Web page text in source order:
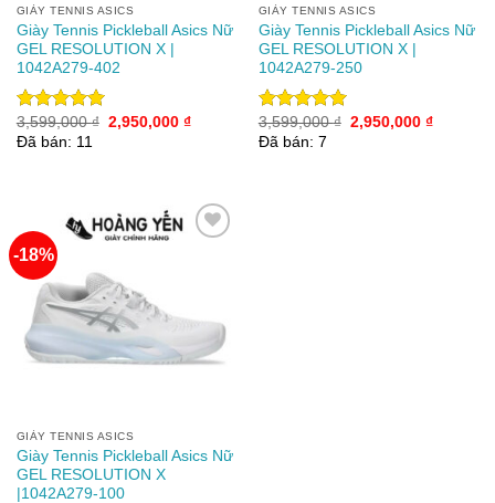
GIÀY TENNIS ASICS
Giày Tennis Pickleball Asics Nữ
GEL RESOLUTION X |
1042A279-402
Được xếp
hạng5.00
3,599,000₫ Giá
gốc
2,950,000 ₫Giá
Đã bán: 11
GIÀY TENNIS ASICS
Giày Tennis Pickleball Asics Nữ
GEL RESOLUTION X |
1042A279-250
Được xếp
hạng5.00
3,599,000₫ Giá
gốc
2,950,000 ₫Giá
Đã bán: 7
-18%
GIÀY TENNIS ASICS
Giày Tennis Pickleball Asics Nữ
GEL RESOLUTION X
|1042A279-100